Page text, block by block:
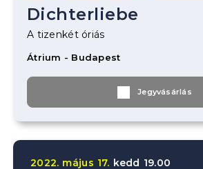
Dichterliebe
A tizenkét óriás
Átrium - Budapest
Jegyvásárlás
2022. május 17. kedd 19.00